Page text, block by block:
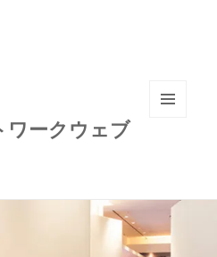
ワークウェブ